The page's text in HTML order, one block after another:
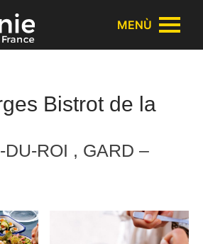
cookies
MENÙ
Bistrot de la
DU-ROI , GARD –